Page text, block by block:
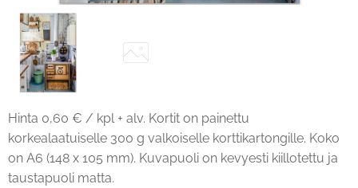
Hinta 0,60 € / kpl + alv. Kortit on painettu
korkealaatuiselle 300 g valkoiselle korttikartongille. Koko
on A6 (148 x 105 mm). Kuvapuoli on kevyesti kiillotettu ja
taustapuoli matta.